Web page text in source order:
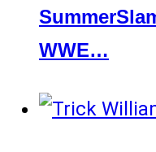
WWE…